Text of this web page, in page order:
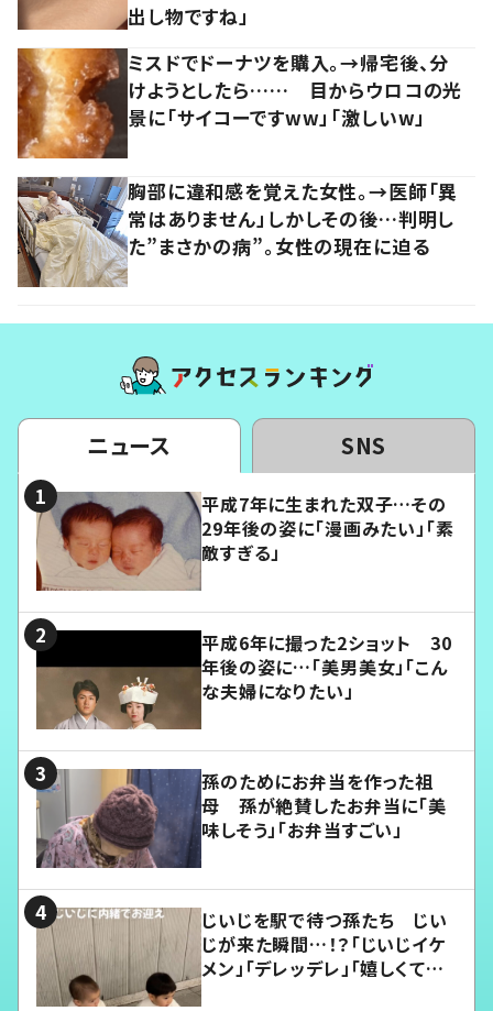
出し物ですね」
ミスドでドーナツを購入。→帰宅後、分
けようとしたら…… 目からウロコの光
景に「サイコーですww」「激しいw」
胸部に違和感を覚えた女性。→医師「異
常はありません」しかしその後…判明し
た”まさかの病”。女性の現在に迫る
ニュース SNS
平成7年に生まれた双子…その
29年後の姿に「漫画みたい」「素
敵すぎる」
平成6年に撮った2ショット 30
年後の姿に…「美男美女」「こん
な夫婦になりたい」
孫のためにお弁当を作った祖
母 孫が絶賛したお弁当に「美
味しそう」「お弁当すごい」
じいじを駅で待つ孫たち じい
じが来た瞬間…！？「じいじイケ
メン」「デレッデレ」「嬉しくて可